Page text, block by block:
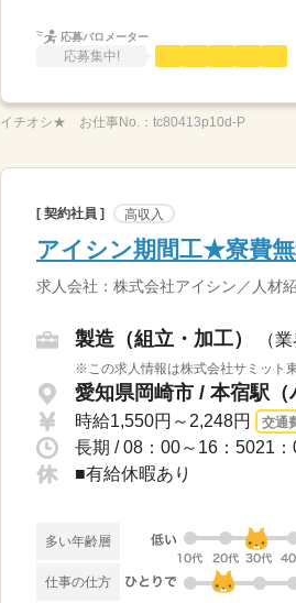
応募バロメーター
応募集中!
イチオシ★ お仕事No.： tc80413p10d-P
[ 契約社員 ] 高収入
アイシン期間工★寮費
求人会社：株式会社アイシン／人材
製造（組立・加工） （
※この求人情報は株式会社サミット
愛知県岡崎市 / 本宿駅（
時給1,550円～2,248円 交通
長期 / 08：00～16：5021
■有給休暇あり
多い年齢層
仕事の仕方